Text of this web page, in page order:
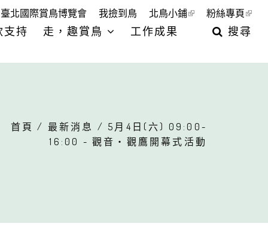
臺北國際賞鳥博覽會 我撿到鳥 北鳥小鋪 粉絲專頁
支持 走，趣賞鳥 工作成果 搜尋
首頁 / 最新消息 / 5月4日(六) 09:00-
16:00 - 觀音‧觀鷹開幕式活動